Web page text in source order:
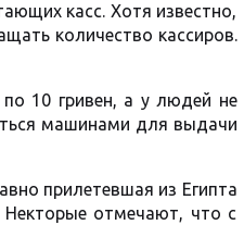
касс. Хотя известно,
количество кассиров.
10 гривен, а у людей не
машинами для выдачи
прилетевшая из Египта
отмечают, что с